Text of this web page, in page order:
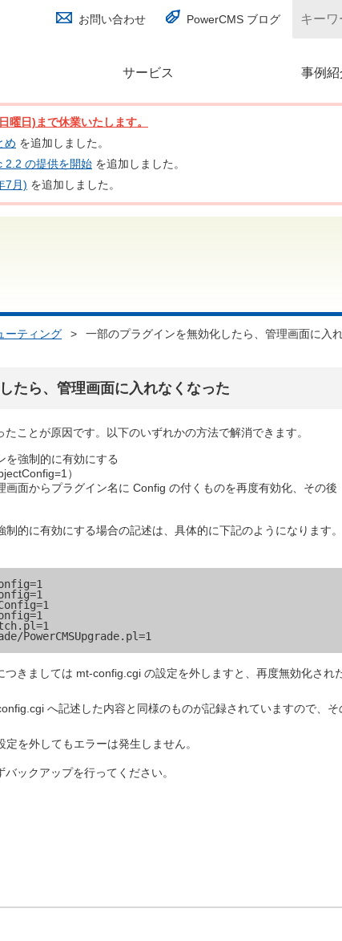
お問い合わせ PowerCMS ブログ
サービス 事例紹
(別ウィンドウで開く)
日)まで休業いたします。
め を追加しました。
2.2 の提供を開始 を追加しました。
7月) を追加しました。
ーティング >
一部のプラグインを無効化したら、管理画面に入
たら、管理画面に入れなくなった
ことが原因です。以下のいずれかの方法で解消できます。
を強制的に有効にする
）
画面からプラグイン名に Config の付くものを再度有効化、その後
的に有効にする場合の記述は、具体的に下記のようになります
きましては mt-config.cgi の設定を外しますと、再度無効化され
へ記述した内容と同様のものが記録されていますので、そ
を外してもエラーは発生しません。
ックアップを行ってください。